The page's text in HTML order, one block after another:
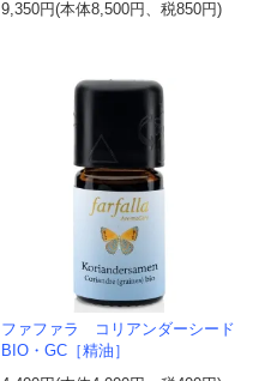
9,350円(本体8,500円、税850円)
ファファラ コリアンダーシード
BIO・GC［精油］